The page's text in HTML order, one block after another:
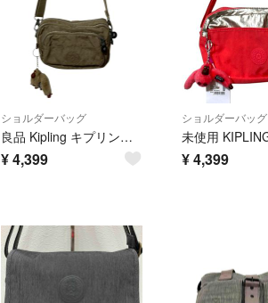
ショルダーバッグ
良品 Kipling キプリング MULTIPLE 2WAY ショルダーバッグ ウエストバッグ モンキーチャーム付き グレー レディース 古着 中古 USED
¥4,399
ショルダーバッグ
¥4,399